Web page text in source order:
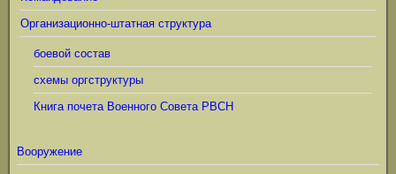
Организационно-штатная структура
боевой состав
схемы оргструктуры
Книга почета Военного Совета РВСН
Вооружение